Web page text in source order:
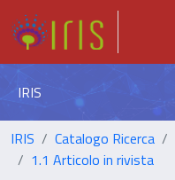
IRIS
IRIS Catalogo Ricerca
1.1 Articolo in rivista